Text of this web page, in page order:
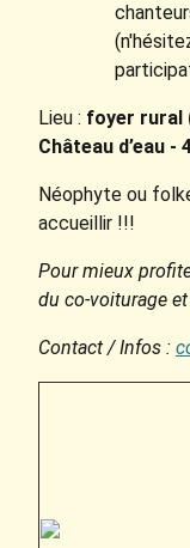
Lieu : foyer rural
Château d’eau -
Néophyte ou
accueillir !!!
Pour mieux
du co-voiturage
Contact / Infos :